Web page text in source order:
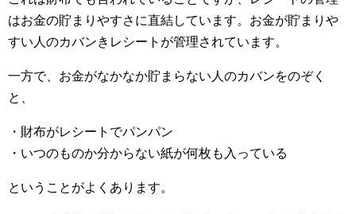
はお金の貯まりやすさに直結しています。お金が貯まりや
すい人のカバンきレシートが管理されています。
一方で、お金がなかなか貯まらない人のカバンをのぞく
と、
・財布がレシートでパンパン
・いつのものか分からない紙が何枚も入っている
ということがよくあります。